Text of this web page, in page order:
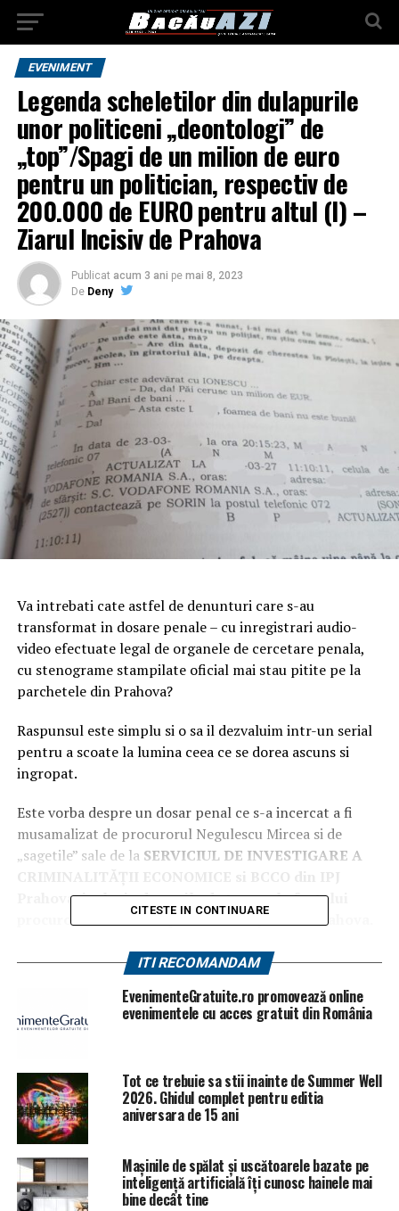
EVENIMENT
Legenda scheletilor din dulapurile
unor politiceni „deontologi” de
„top”/Spagi de un milion de euro
pentru un politician, respectiv de
200.000 de EURO pentru altul (I) –
Ziarul Incisiv de Prahova
Publicat acum 3 ani pe mai 8, 2023
De Deny
Va intrebati cate astfel de denunturi care s-au
transformat in dosare penale – cu inregistrari audio-
video efectuate legal de organele de cercetare penala,
cu stenograme stampilate oficial mai stau pitite pe la
parchetele din Prahova?
Raspunsul este simplu si o sa il dezvaluim intr-un serial
pentru a scoate la lumina ceea ce se dorea ascuns si
ingropat.
Este vorba despre un dosar penal ce s-a incercat a fi
musamalizat de procurorul Negulescu Mircea si de
„sagetile” sale de la SERVICIUL DE INVESTIGARE A
CRIMINALITĂŢII ECONOMICE si BCCO din IPJ
Prahova, inclusiv de cozile de topor ale fostului
procuror din anumite parchete din judetul Prahova.
Facem doar precizarea ca, in acest dosar penal
privind mafia lemnului, au fost multe „personaje”
din cercul de prieteni ai fostului procuror
„Portocala” care au luat „spagi de spagi” („bani de
Ziarul Insisiv de Prahova va dezvalui toate aceste
increngaturi si va publiza toate documentele
efectuate de organele de cercetare penala, inclusiv
cu stenograme si inregistari audio/video obtinute
oficial, prin mandat.
CITESTE IN CONTINUARE
ITI RECOMANDAM
EvenimenteGratuite.ro promovează online
evenimentele cu acces gratuit din România
Tot ce trebuie sa stii inainte de Summer Well
2026. Ghidul complet pentru editia
aniversara de 15 ani
Mașinile de spălat și uscătoarele bazate pe
inteligență artificială îți cunosc hainele mai
bine decât tine